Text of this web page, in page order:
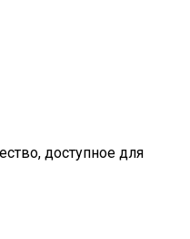
доступное для